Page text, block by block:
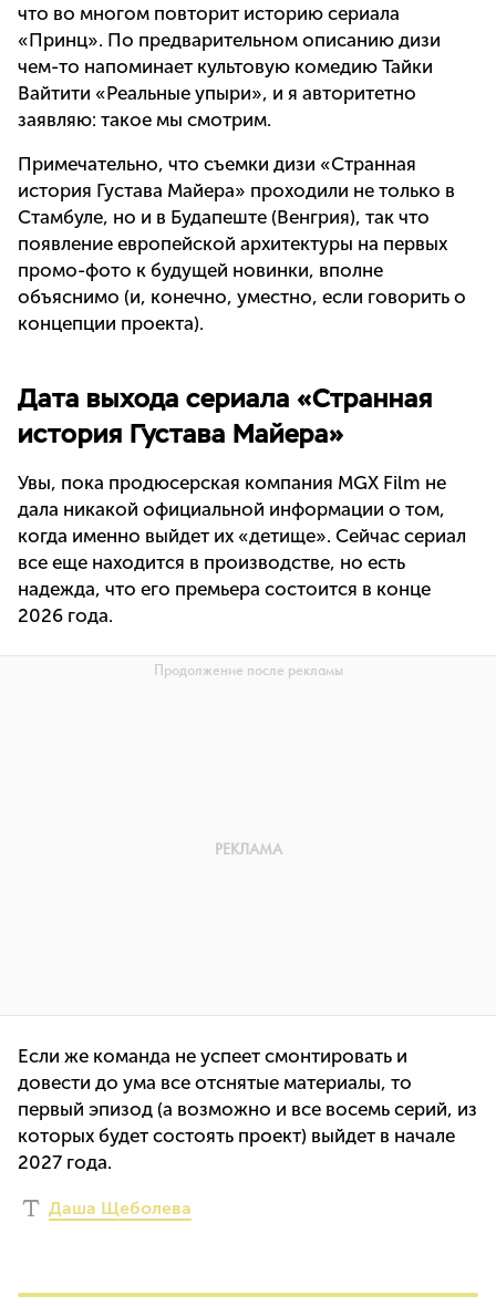
что во многом повторит историю сериала
«Принц». По предварительном описанию дизи
чем-то напоминает культовую комедию Тайки
Вайтити «Реальные упыри», и я авторитетно
заявляю: такое мы смотрим.
Примечательно, что съемки дизи «Странная
история Густава Майера» проходили не только в
Стамбуле, но и в Будапеште (Венгрия), так что
появление европейской архитектуры на первых
промо-фото к будущей новинки, вполне
объяснимо (и, конечно, уместно, если говорить о
концепции проекта).
Дата выхода сериала «Странная
история Густава Майера»
Увы, пока продюсерская компания MGX Film не
дала никакой официальной информации о том,
когда именно выйдет их «детище». Сейчас сериал
все еще находится в производстве, но есть
надежда, что его премьера состоится в конце
2026 года.
Если же команда не успеет смонтировать и
довести до ума все отснятые материалы, то
первый эпизод (а возможно и все восемь серий, из
которых будет состоять проект) выйдет в начале
2027 года.
Даша Щеболева